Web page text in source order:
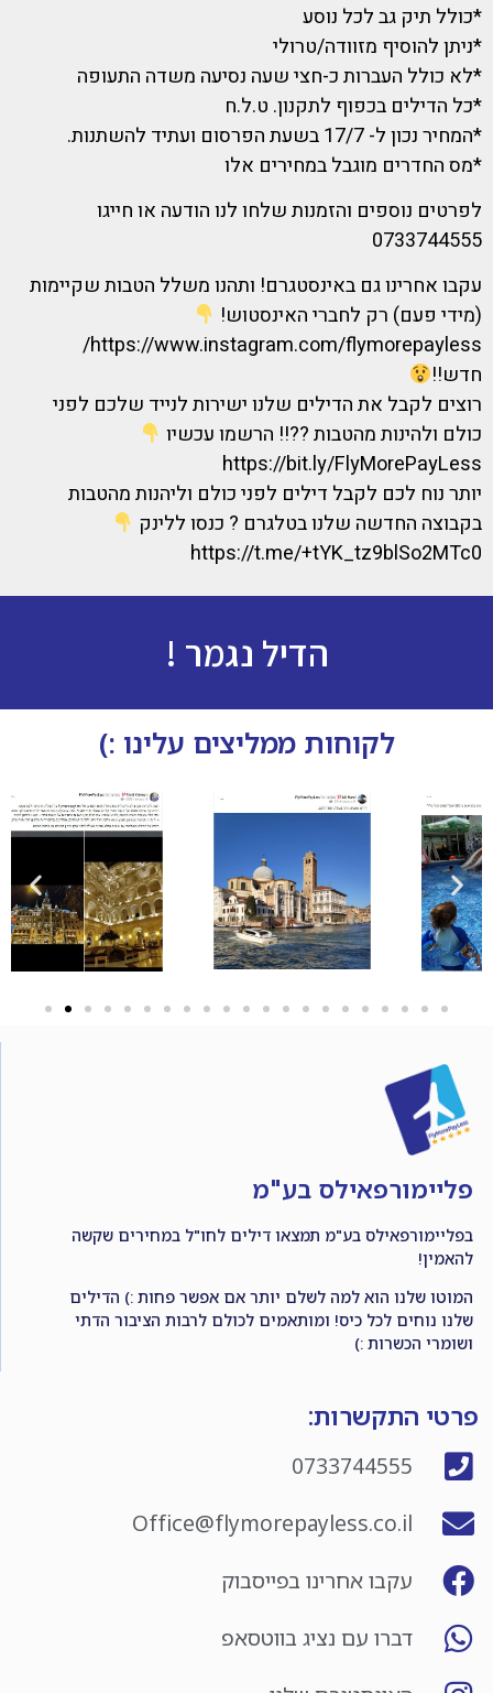
*כולל תיק גב לכל נוסע
*ניתן להוסיף מזוודה/טרולי
*לא כולל העברות כ-חצי שעה נסיעה משדה התעופה
*כל הדילים בכפוף לתקנון. ט.ל.ח
*המחיר נכון ל- 17/7 בשעת הפרסום ועתיד להשתנות.
*מס החדרים מוגבל במחירים אלו
לפרטים נוספים והזמנות שלחו לנו הודעה או חייגו
0733744555
עקבו אחרינו גם באינסטגרם! ותהנו משלל הטבות שקיימות
(מידי פעם) רק לחברי האינסטוש!
https://www.instagram.com/flymorepayless/
חדש!!
רוצים לקבל את הדילים שלנו ישירות לנייד שלכם לפני
כולם ולהינות מהטבות ??!! הרשמו עכשיו
https://bit.ly/FlyMorePayLess
יותר נוח לכם לקבל דילים לפני כולם וליהנות מהטבות
בקבוצה החדשה שלנו בטלגרם ? כנסו ללינק
https://t.me/+tYK_tz9blSo2MTc0
הדיל נגמר !
לקוחות ממליצים עלינו :)
פליימורפאילס בע"מ
בפליימורפאילס בע"מ תמצאו דילים לחו"ל במחירים שקשה
להאמין!
המוטו שלנו הוא למה לשלם יותר אם אפשר פחות :) הדילים
שלנו נוחים לכל כיס! ומותאמים לכולם לרבות הציבור הדתי
ושומרי הכשרות :)
פרטי התקשרות:
0733744555
Office@flymorepayless.co.il
עקבו אחרינו בפייסבוק
דברו עם נציג בווטסאפ